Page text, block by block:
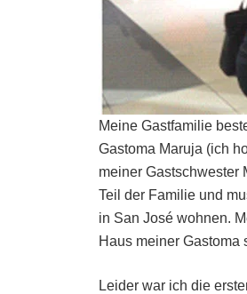
Meine Gastfamilie
Gastoma Maruja (ich
meiner Gastschwester
Teil der Familie und
in San José wohnen.
Haus meiner Gastoma
Leider war ich die